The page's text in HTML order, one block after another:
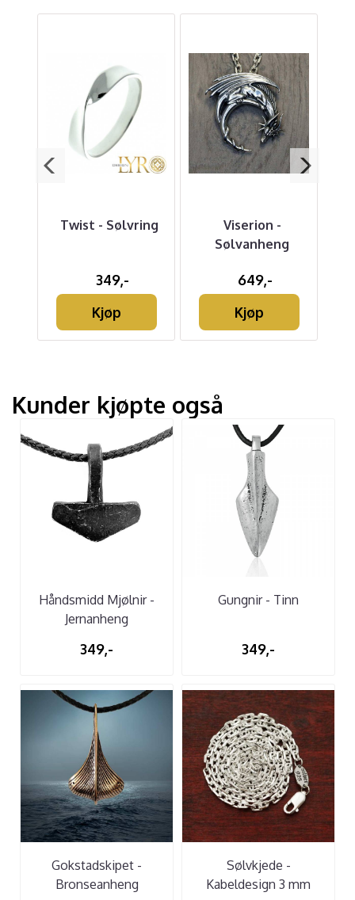
Twist - Sølvring
349,-
Kjøp
Viserion -
Sølvanheng
649,-
Kjøp
Kunder kjøpte også
Håndsmidd Mjølnir -
Jernanheng
349,-
Gungnir - Tinn
349,-
Gokstadskipet -
Bronseanheng
Sølvkjede -
Kabeldesign 3 mm